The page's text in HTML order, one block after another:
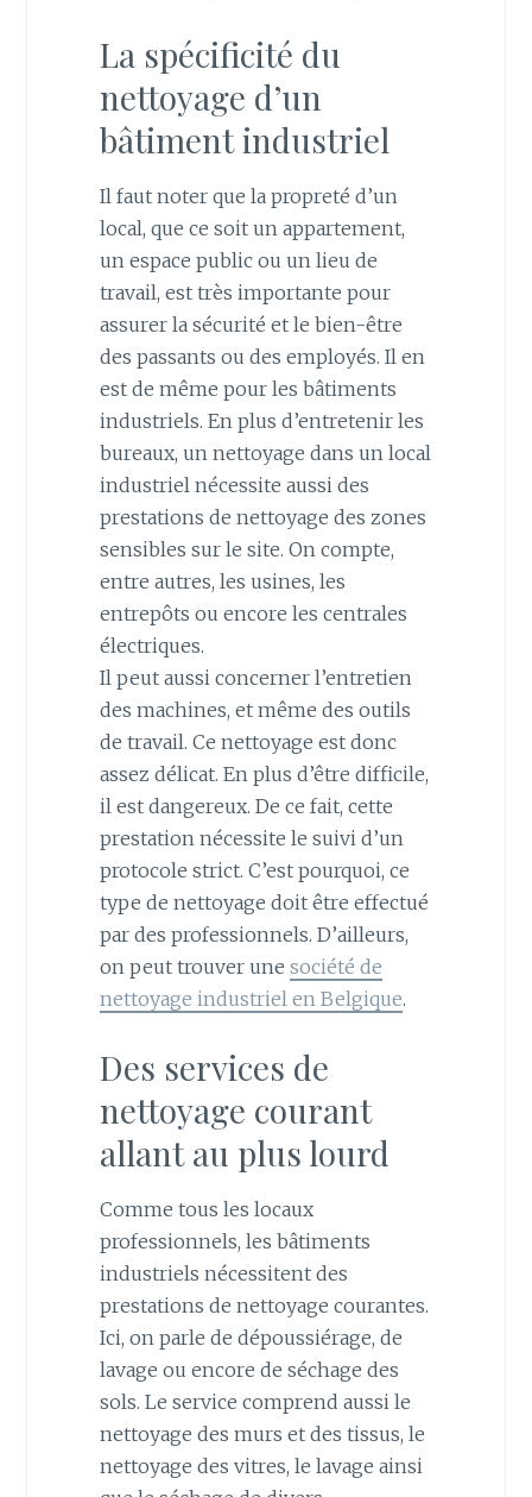
La spécificité du
nettoyage d’un
bâtiment industriel
Il faut noter que la propreté d’un
local, que ce soit un appartement,
un espace public ou un lieu de
travail, est très importante pour
assurer la sécurité et le bien-être
des passants ou des employés. Il en
est de même pour les bâtiments
industriels. En plus d’entretenir les
bureaux, un nettoyage dans un local
industriel nécessite aussi des
prestations de nettoyage des zones
sensibles sur le site. On compte,
entre autres, les usines, les
entrepôts ou encore les centrales
électriques.
Il peut aussi concerner l’entretien
des machines, et même des outils
de travail. Ce nettoyage est donc
assez délicat. En plus d’être difficile,
il est dangereux. De ce fait, cette
prestation nécessite le suivi d’un
protocole strict. C’est pourquoi, ce
type de nettoyage doit être effectué
par des professionnels. D’ailleurs,
on peut trouver une société de
nettoyage industriel en Belgique.
Des services de
nettoyage courant
allant au plus lourd
Comme tous les locaux
professionnels, les bâtiments
industriels nécessitent des
prestations de nettoyage courantes.
Ici, on parle de dépoussiérage, de
lavage ou encore de séchage des
sols. Le service comprend aussi le
nettoyage des murs et des tissus, le
nettoyage des vitres, le lavage ainsi